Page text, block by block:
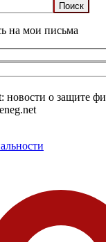
на мои письма
новости о защите